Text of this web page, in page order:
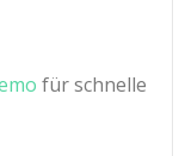
für schnelle